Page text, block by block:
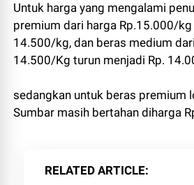
Untuk harga yang mengalami
premium dari harga Rp.15.000/kg
14.500/kg, dan beras medium
14.500/Kg turun menjadi Rp.
sedangkan untuk beras premium
Sumbar masih bertahan diharga
RELATED ARTICLE